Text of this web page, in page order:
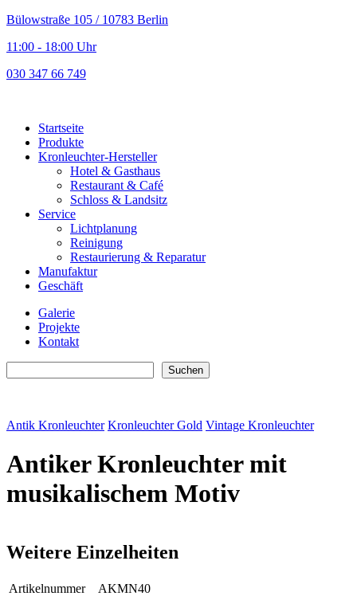
Bülowstraße 105 / 10783 Berlin
11:00 - 18:00 Uhr
030 347 66 749
Startseite
Produkte
Kronleuchter-Hersteller
Hotel & Gasthaus
Restaurant & Café
Schloss & Landsitz
Service
Lichtplanung
Reinigung
Restaurierung & Reparatur
Manufaktur
Geschäft
Galerie
Projekte
Kontakt
Suchen
Antik Kronleuchter Kronleuchter Gold Vintage Kronleuchter
Antiker Kronleuchter mit
musikalischem Motiv
Weitere Einzelheiten
Artikelnummer
AKMN40